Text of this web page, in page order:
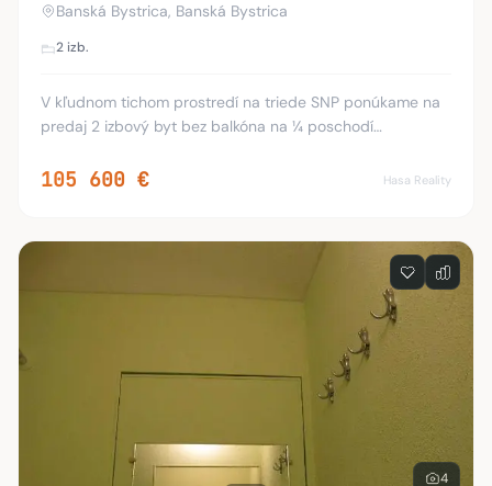
Banská Bystrica, Banská Bystrica
2 izb.
V kľudnom tichom prostredí na triede SNP ponúkame na
predaj 2 izbový byt bez balkóna na ¼ poschodí
pôvodnom ale zachovalom stave, v byte sú nové plastov
105 600 € Hasa Reality
4